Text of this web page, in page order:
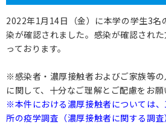
2022年1月14日（金）に本学の学生3名
染が確認されました。感染が確認され
っております。
※感染者・濃厚接触者およびご家族等
に関して、十分なご理解とご配慮をお願
※本件における濃厚接触者については
所の疫学調査（濃厚接触者に関する調